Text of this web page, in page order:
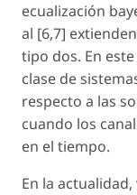
ecualización
al [6,7]
tipo dos. En
clase de
respecto a las
cuando los
en el tiempo.
En la